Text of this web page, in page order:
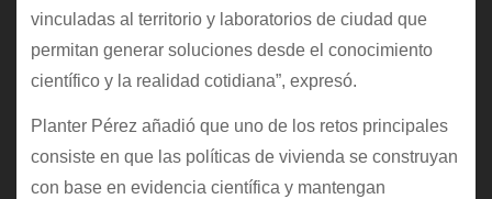
vinculadas al territorio y laboratorios de ciudad que
permitan generar soluciones desde el conocimiento
científico y la realidad cotidiana”, expresó.
Planter Pérez añadió que uno de los retos principales
consiste en que las políticas de vivienda se construyan
con base en evidencia científica y mantengan